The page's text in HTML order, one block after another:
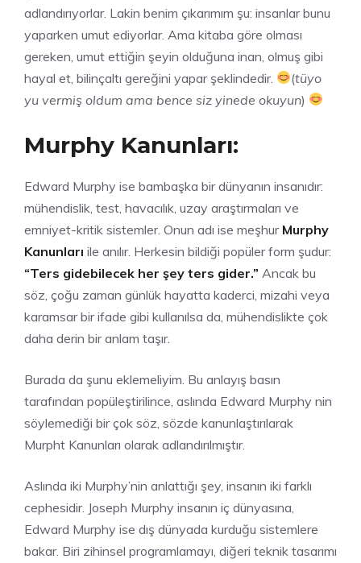
adlandırıyorlar. Lakin benim çıkarımım şu: insanlar bunu
yaparken umut ediyorlar. Ama kitaba göre olması
gereken, umut ettiğin şeyin olduğuna inan, olmuş gibi
hayal et, bilinçaltı gereğini yapar şeklindedir.
(tüyo
yu vermiş oldum ama bence siz yinede okuyun)
Murphy Kanunları:
Edward Murphy ise bambaşka bir dünyanın insanıdır:
mühendislik, test, havacılık, uzay araştırmaları ve
emniyet-kritik sistemler. Onun adı ise meşhur Murphy
Kanunları ile anılır. Herkesin bildiği popüler form şudur:
“Ters gidebilecek her şey ters gider.” Ancak bu
söz, çoğu zaman günlük hayatta kaderci, mizahi veya
karamsar bir ifade gibi kullanılsa da, mühendislikte çok
daha derin bir anlam taşır.
Burada da şunu eklemeliyim. Bu anlayış basın
tarafından popüleştirilince, aslında Edward Murphy nin
söylemediği bir çok söz, sözde kanunlaştırılarak
Murpht Kanunları olarak adlandırılmıştır.
Aslında iki Murphy’nin anlattığı şey, insanın iki farklı
cephesidir. Joseph Murphy insanın iç dünyasına,
Edward Murphy ise dış dünyada kurduğu sistemlere
bakar. Biri zihinsel programlamayı, diğeri teknik tasarımı